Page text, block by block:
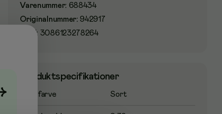
Varenummer: 688434
Originalnummer: 942917
EAN: 3086123278264
Produktspecifikationer
Blækfarve Sort